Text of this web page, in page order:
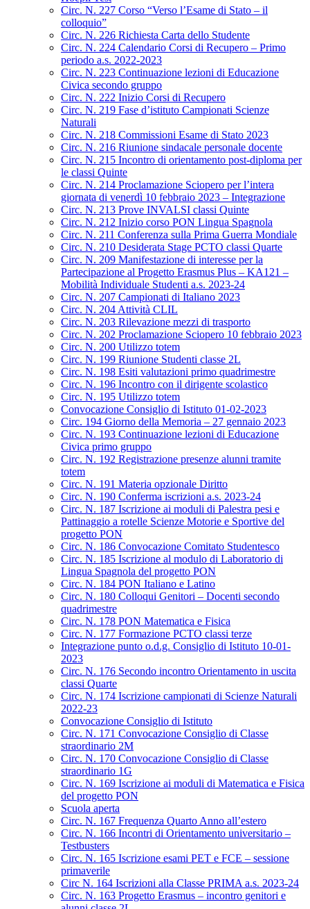
Circ. N. 227 Corso “Verso l’Esame di Stato – il
colloquio”
Circ. N. 226 Richiesta Carta dello Studente
Circ. N. 224 Calendario Corsi di Recupero – Primo
periodo a.s. 2022-2023
Circ. N. 223 Continuazione lezioni di Educazione
Civica secondo gruppo
Circ. N. 222 Inizio Corsi di Recupero
Circ. N. 219 Fase d’istituto Campionati Scienze
Naturali
Circ. N. 218 Commissioni Esame di Stato 2023
Circ. N. 216 Riunione sindacale personale docente
Circ. N. 215 Incontro di orientamento post-diploma per
le classi Quinte
Circ. N. 214 Proclamazione Sciopero per l’intera
giornata di venerdì 10 febbraio 2023 – Integrazione
Circ. N. 213 Prove INVALSI classi Quinte
Circ. N. 212 Inizio corso PON Lingua Spagnola
Circ. N. 211 Conferenza sulla Prima Guerra Mondiale
Circ. N. 210 Desiderata Stage PCTO classi Quarte
Circ. N. 209 Manifestazione di interesse per la
Partecipazione al Progetto Erasmus Plus – KA121 –
Mobilità Individuale Studenti a.s. 2023-24
Circ. N. 207 Campionati di Italiano 2023
Circ. N. 204 Attività CLIL
Circ. N. 203 Rilevazione mezzi di trasporto
Circ. N. 202 Proclamazione Sciopero 10 febbraio 2023
Circ. N. 200 Utilizzo totem
Circ. N. 199 Riunione Studenti classe 2L
Circ. N. 198 Esiti valutazioni primo quadrimestre
Circ. N. 196 Incontro con il dirigente scolastico
Circ. N. 195 Utilizzo totem
Convocazione Consiglio di Istituto 01-02-2023
Circ. 194 Giorno della Memoria – 27 gennaio 2023
Circ. N. 193 Continuazione lezioni di Educazione
Civica primo gruppo
Circ. N. 192 Registrazione presenze alunni tramite
totem
Circ. N. 191 Materia opzionale Diritto
Circ. N. 190 Conferma iscrizioni a.s. 2023-24
Circ. N. 187 Iscrizione ai moduli di Palestra pesi e
Pattinaggio a rotelle Scienze Motorie e Sportive del
progetto PON
Circ. N. 186 Convocazione Comitato Studentesco
Circ. N. 185 Iscrizione al modulo di Laboratorio di
Lingua Spagnola del progetto PON
Circ. N. 184 PON Italiano e Latino
Circ. N. 180 Colloqui Genitori – Docenti secondo
quadrimestre
Circ. N. 178 PON Matematica e Fisica
Circ. N. 177 Formazione PCTO classi terze
Integrazione punto o.d.g. Consiglio di Istituto 10-01-
2023
Circ. N. 176 Secondo incontro Orientamento in uscita
classi Quarte
Circ. N. 174 Iscrizione campionati di Scienze Naturali
2022-23
Convocazione Consiglio di Istituto
Circ. N. 171 Convocazione Consiglio di Classe
straordinario 2M
Circ. N. 170 Convocazione Consiglio di Classe
straordinario 1G
Circ. N. 169 Iscrizione ai moduli di Matematica e Fisica
del progetto PON
Scuola aperta
Circ. N. 167 Frequenza Quarto Anno all’estero
Circ. N. 166 Incontri di Orientamento universitario –
Testbusters
Circ. N. 165 Iscrizione esami PET e FCE – sessione
primaverile
Circ N. 164 Iscrizioni alla Classe PRIMA a.s. 2023-24
Circ. N. 163 Progetto Erasmus – incontro genitori e